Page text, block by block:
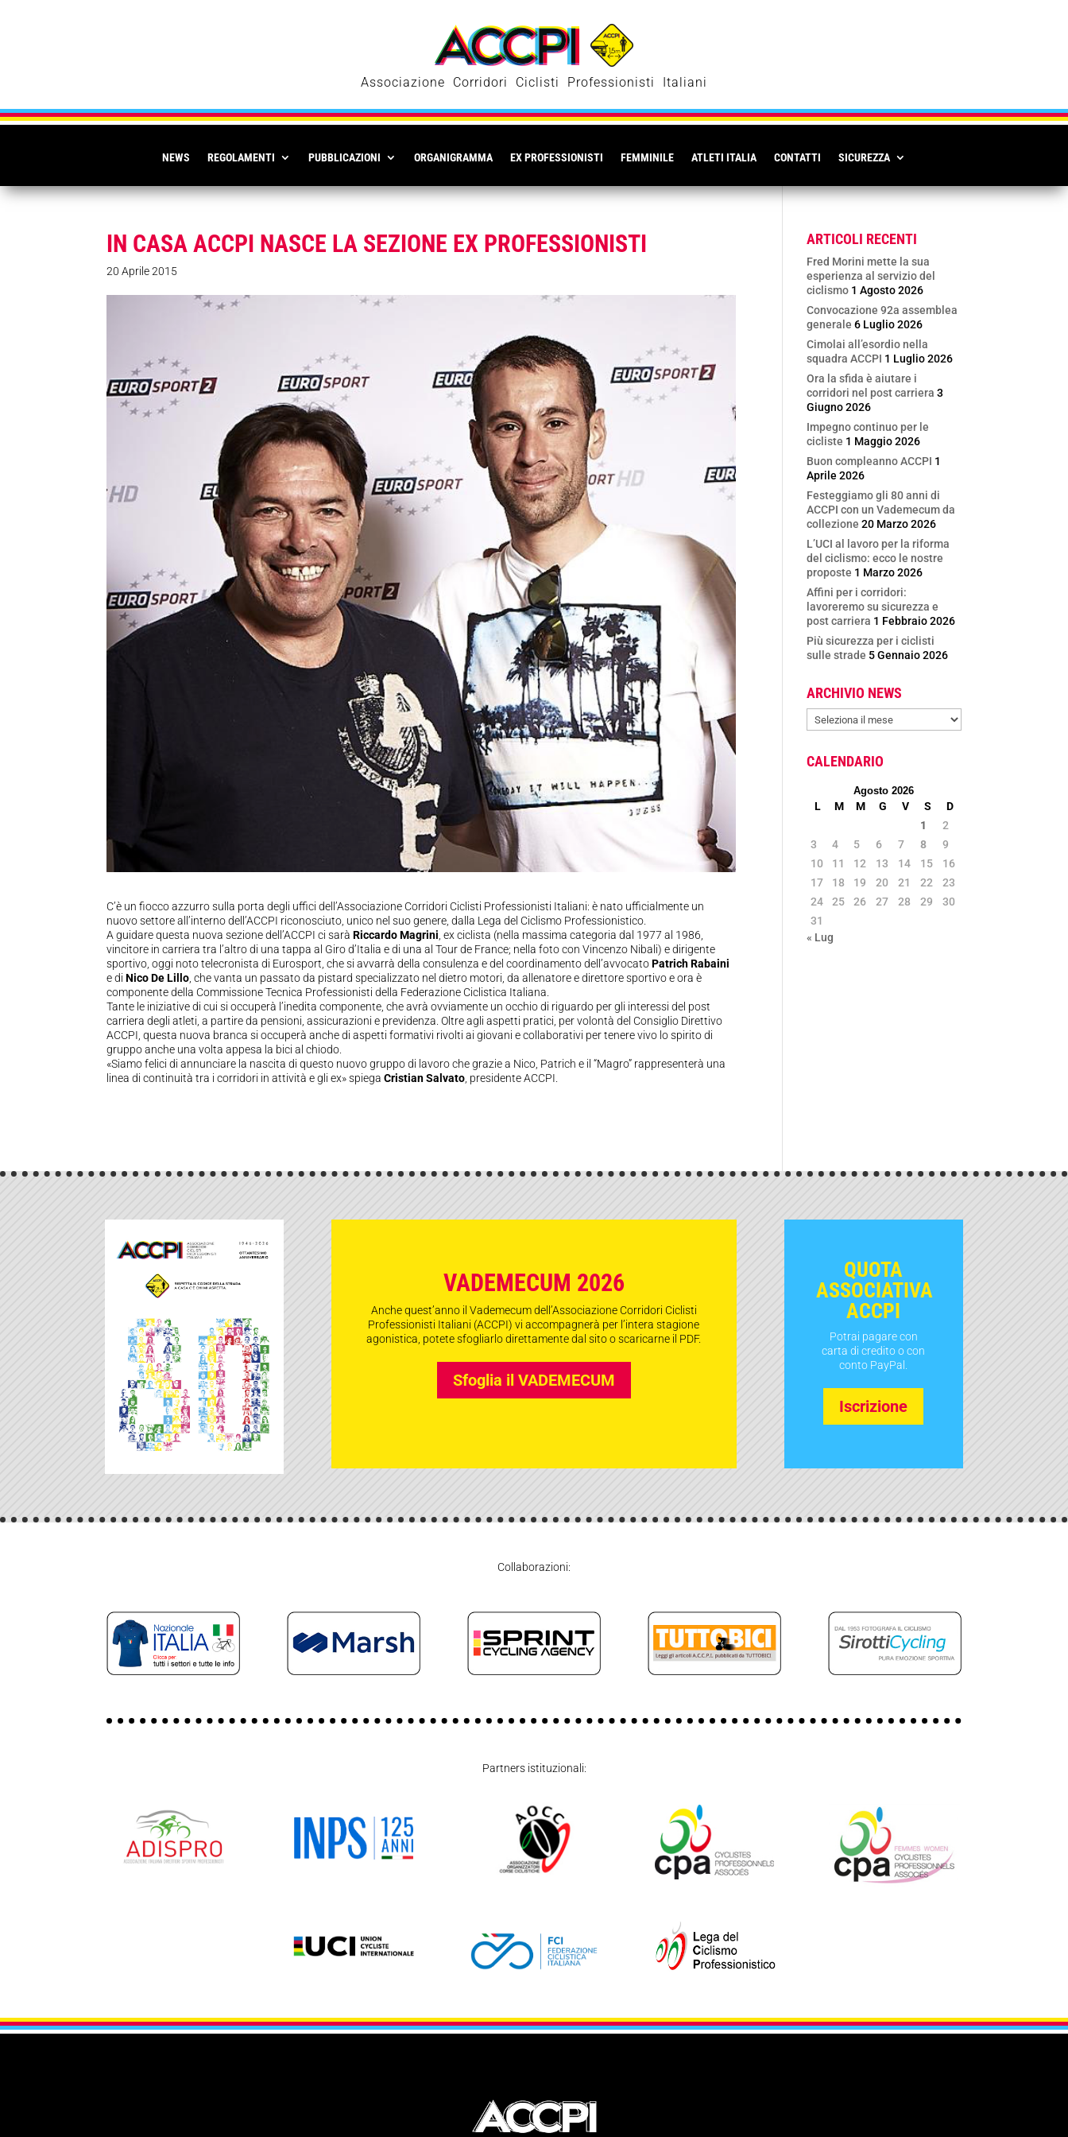
Associazione Corridori Ciclisti Professionisti Italiani
NEWS REGOLAMENTI PUBBLICAZIONI ORGANIGRAMMA EX PROFESSIONISTI FEMMINILE ATLETI ITALIA CONTATTI SICUREZZA
IN CASA ACCPI NASCE LA SEZIONE EX PROFESSIONISTI
20 Aprile 2015
C’è un fiocco azzurro sulla porta degli uffici dell’Associazione Corridori Ciclisti Professionisti Italiani: è nato ufficialmente un
nuovo settore all’interno dell’ACCPI riconosciuto, unico nel suo genere, dalla Lega del Ciclismo Professionistico.
A guidare questa nuova sezione dell’ACCPI ci saràRiccardo Magrini, ex ciclista (nella massima categoria dal 1977 al 1986,
vincitore in carriera tra l’altro di una tappa al Giro d’Italia e di una al Tour de France; nella foto con Vincenzo Nibali) e dirigente
sportivo, oggi noto telecronista di Eurosport, che si avvarrà della consulenza e del coordinamento dell’avvocatoPatrich Rabaini
e diNico De Lillo, che vanta un passato da pistard specializzato nel dietro motori, da allenatore e direttore sportivo e ora è
componente della Commissione Tecnica Professionisti della Federazione Ciclistica Italiana.
Tante le iniziative di cui si occuperà l’inedita componente, che avrà ovviamente un occhio di riguardo per gli interessi del post
carriera degli atleti, a partire da pensioni, assicurazioni e previdenza. Oltre agli aspetti pratici, per volontà del Consiglio Direttivo
ACCPI, questa nuova branca si occuperà anche di aspetti formativi rivolti ai giovani e collaborativi per tenere vivo lo spirito di
gruppo anche una volta appesa la bici al chiodo.
«Siamo felici di annunciare la nascita di questo nuovo gruppo di lavoro che grazie a Nico, Patrich e il “Magro” rappresenterà una
linea di continuità tra i corridori in attività e gli ex» spiegaCristian Salvato, presidente ACCPI.
ARTICOLI RECENTI
Fred Morini mette la sua
esperienza al servizio del
ciclismo 1 Agosto 2026
Convocazione 92a assemblea
generale 6 Luglio 2026
Cimolai all’esordio nella
squadra ACCPI 1 Luglio 2026
Ora la sfida è aiutare i
corridori nel post carriera 3
Giugno 2026
Impegno continuo per le
cicliste 1 Maggio 2026
Buon compleanno ACCPI 1
Aprile 2026
Festeggiamo gli 80 anni di
ACCPI con un Vademecum da
collezione 20 Marzo 2026
L’UCI al lavoro per la riforma
del ciclismo: ecco le nostre
proposte 1 Marzo 2026
Affini per i corridori:
lavoreremo su sicurezza e
post carriera 1 Febbraio 2026
Più sicurezza per i ciclisti
sulle strade 5 Gennaio 2026
ARCHIVIO NEWS
ARCHIVIO
NEWS
CALENDARIO
Agosto 2026
L M M G V S
D
1
2
3
4 5 6 7 8
9
10
11 12 13 14 15
16
17
18 19 20 21 22
23
24
25 26 27 28 29
30
31
« Lug
VADEMECUM 2026
Anche quest’anno il Vademecum dell’Associazione Corridori Ciclisti
Professionisti Italiani (ACCPI) vi accompagnerà per l’intera stagione
agonistica, potete sfogliarlo direttamente dal sito o scaricarne il PDF.
Sfoglia il VADEMECUM
QUOTA
ASSOCIATIVA
ACCPI
Potrai pagare con
carta di credito o con
conto PayPal.
Iscrizione
Collaborazioni:
Partners istituzionali: